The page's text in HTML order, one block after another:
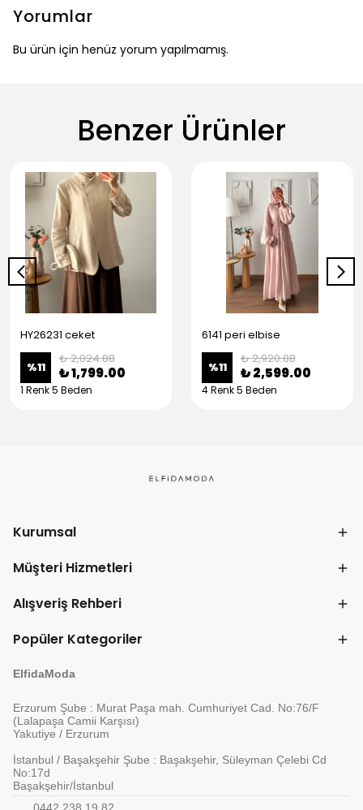
Yorumlar
Bu ürün için henüz yorum yapılmamış.
Benzer Ürünler
HY26231 ceket
%11
₺ 2,024.88
₺ 1,799.00
1 Renk 5 Beden
6141 peri elbise
%11
₺ 2,920.88
₺ 2,599.00
4 Renk 5 Beden
Kurumsal
Müşteri Hizmetleri
Alışveriş Rehberi
Popüler Kategoriler
ElfidaModa
Erzurum Şube : Murat Paşa mah. Cumhuriyet Cad. No:76/F
(Lalapaşa Camii Karşısı)
Yakutiye / Erzurum
İstanbul / Başakşehir Şube : Başakşehir, Süleyman Çelebi Cd
No:17d
Başakşehir/İstanbul